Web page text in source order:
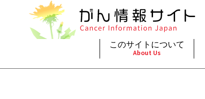
このサイトについて
About Us